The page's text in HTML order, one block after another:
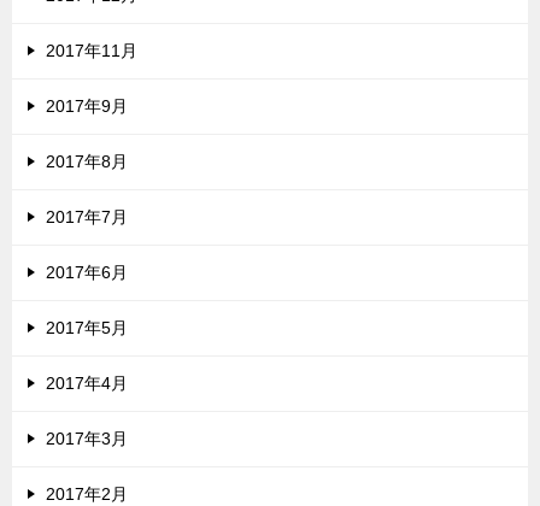
2017年11月
2017年9月
2017年8月
2017年7月
2017年6月
2017年5月
2017年4月
2017年3月
2017年2月